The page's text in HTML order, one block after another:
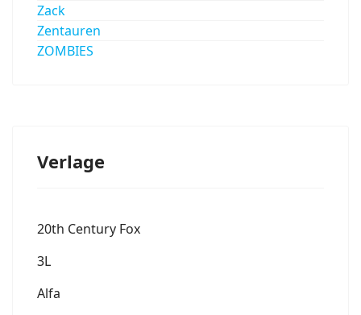
Zack
Zentauren
ZOMBIES
Verlage
20th Century Fox
3L
Alfa